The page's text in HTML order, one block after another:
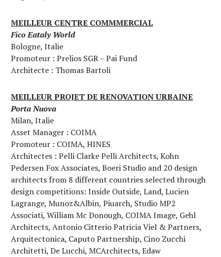
MEILLEUR CENTRE COMMMERCIAL
Fico Eataly World
Bologne, Italie
Promoteur : Prelios SGR – Pai Fund
Architecte : Thomas Bartoli
MEILLEUR PROJET DE RENOVATION URBAINE
Porta Nuova
Milan, Italie
Asset Manager : COIMA
Promoteur : COIMA, HINES
Architectes : Pelli Clarke Pelli Architects, Kohn
Pedersen Fox Associates, Boeri Studio and 20 design
architects from 8 different countries selected through
design competitions: Inside Outside, Land, Lucien
Lagrange, Munoz&Albin, Piuarch, Studio MP2
Associati, William Mc Donough, COIMA Image, Gehl
Architects, Antonio Citterio Patricia Viel & Partners,
Arquitectonica, Caputo Partnership, Cino Zucchi
Architetti, De Lucchi, MCArchitects, Edaw